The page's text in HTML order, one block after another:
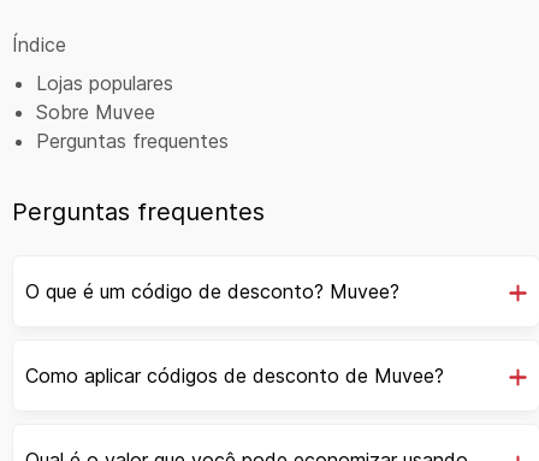
Índice
Lojas populares
Sobre Muvee
Perguntas frequentes
Perguntas frequentes
O que é um código de desconto? Muvee?
Como aplicar códigos de desconto de Muvee?